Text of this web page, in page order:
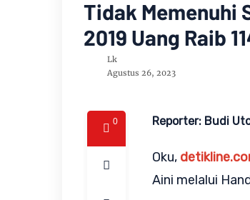
Tidak Memenuhi
2019 Uang Raib
Lk
Agustus 26, 2023
0 Reporter: Budi
Oku,
Aini melalui